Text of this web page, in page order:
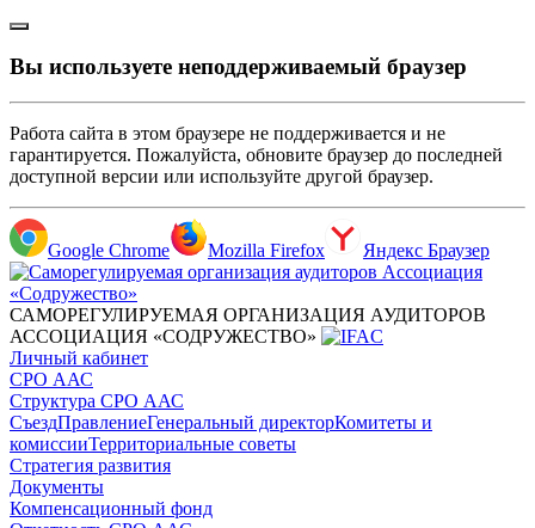
Вы используете неподдерживаемый браузер
Работа сайта в этом браузере не поддерживается и не
гарантируется. Пожалуйста, обновите браузер до последней
доступной версии или используйте другой браузер.
Google Chrome Mozilla Firefox Яндекс Браузер
САМОРЕГУЛИРУЕМАЯ ОРГАНИЗАЦИЯ АУДИТОРОВ
АССОЦИАЦИЯ «СОДРУЖЕСТВО»
Личный кабинет
СРО ААС
Структура СРО ААС
СъездПравлениеГенеральный директорКомитеты и
комиссииТерриториальные советы
Стратегия развития
Документы
Компенсационный фонд